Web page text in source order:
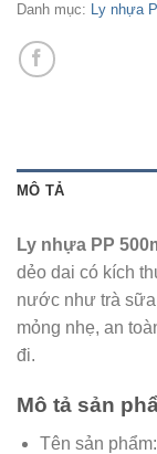
Danh mục: Ly nhựa
MÔ TẢ
Ly nhựa PP
dẻo dai có kích
nước như trà
mỏng nhẹ, an
đi.
Mô tả sản
Tên sản